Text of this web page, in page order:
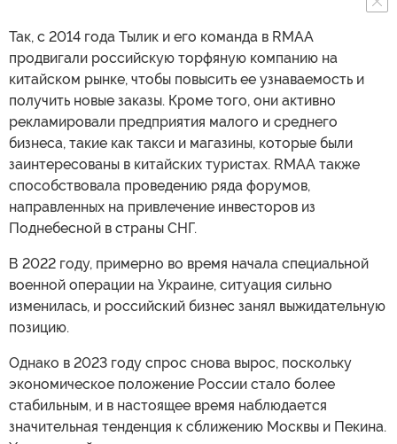
Так, с 2014 года Тылик и его команда в RMAA
продвигали российскую торфяную компанию на
китайском рынке, чтобы повысить ее узнаваемость и
получить новые заказы. Кроме того, они активно
рекламировали предприятия малого и среднего
бизнеса, такие как такси и магазины, которые были
заинтересованы в китайских туристах. RMAA также
способствовала проведению ряда форумов,
направленных на привлечение инвесторов из
Поднебесной в страны СНГ.
В 2022 году, примерно во время начала специальной
военной операции на Украине, ситуация сильно
изменилась, и российский бизнес занял выжидательную
позицию.
Однако в 2023 году спрос снова вырос, поскольку
экономическое положение России стало более
стабильным, и в настоящее время наблюдается
значительная тенденция к сближению Москвы и Пекина.